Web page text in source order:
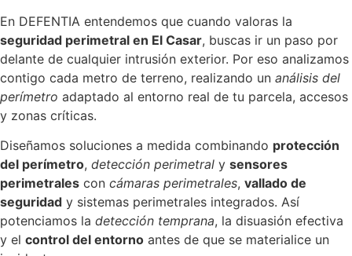
En DEFENTIA entendemos que cuando valoras la
seguridad perimetral en El Casar, buscas ir un paso por
delante de cualquier intrusión exterior. Por eso analizamos
contigo cada metro de terreno, realizando un análisis del
perímetro adaptado al entorno real de tu parcela, accesos
y zonas críticas.
Diseñamos soluciones a medida combinando protección
del perímetro, detección perimetral y sensores
perimetrales con cámaras perimetrales, vallado de
seguridad y sistemas perimetrales integrados. Así
potenciamos la detección temprana, la disuasión efectiva
y el control del entorno antes de que se materialice un